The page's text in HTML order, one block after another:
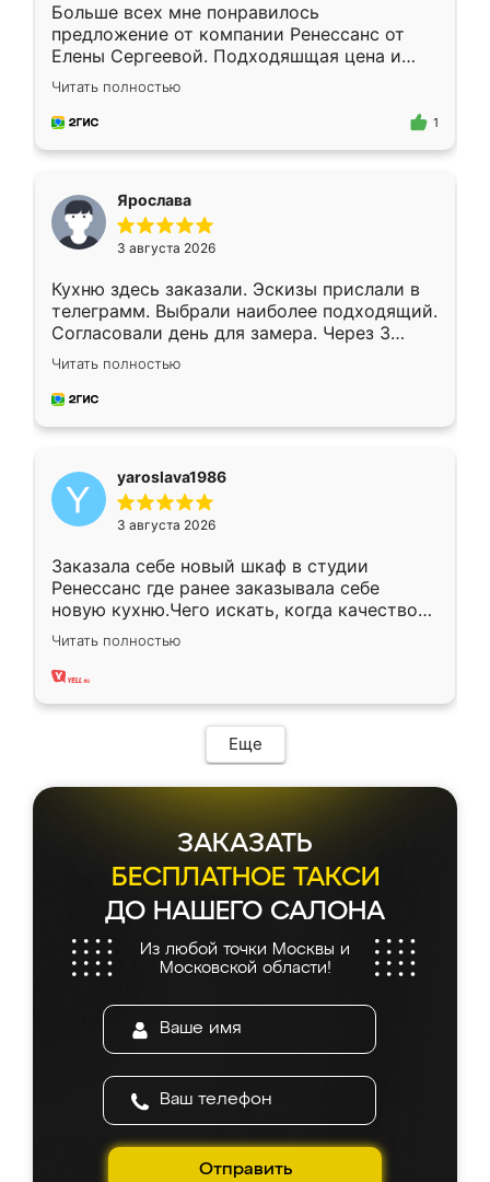
Больше всех мне понравилось
предложение от компании Ренессанс от
Елены Сергеевой. Подходяшщая цена и
короткие сроки изготовления. Приехавший
для замера сотрудник Владислав
предложил по моему эскизу самый
Читать полностью
1
Ярослава
3 августа 2026
Кухню здесь заказали. Эскизы прислали в
телеграмм. Выбрали наиболее подходящий.
Согласовали день для замера. Через 3
недели кухня была уже готова. Остались
довольны работой. Спасибо Ренессанс
мебель за качественную работу!
Читать полностью
yaroslava1986
3 августа 2026
Заказала себе новый шкаф в студии
Ренессанс где ранее заказывала себе
новую кухню.Чего искать, когда качеством
вполне довольна. Служит кухня уже почти
два года, нареканий нет.
Читать полностью
Еще
ЗАКАЗАТЬ
БЕСПЛАТНОЕ ТАКСИ
ДО НАШЕГО САЛОНА
Из любой точки Москвы и
Московской области!
Отправить